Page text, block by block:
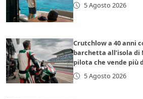
5 Agosto 2026
Crutchlow a 40 anni
barchetta all’isola di
pilota che vende più
5 Agosto 2026